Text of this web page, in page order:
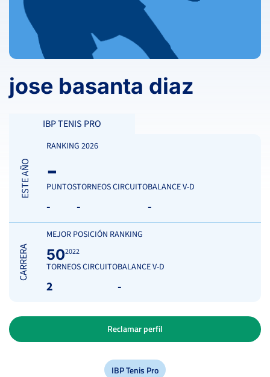
jose basanta diaz
IBP TENIS PRO
ESTE AÑO
RANKING 2026
-
PUNTOS
-
TORNEOS CIRCUITO
-
BALANCE V-D
-
CARRERA
MEJOR POSICIÓN RANKING
502022
TORNEOS CIRCUITO
2
BALANCE V-D
-
IBP Tenis Pro
Reclamar perfil